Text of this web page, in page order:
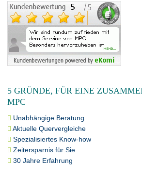
5 GRÜNDE, FÜR EINE
MPC
Unabhängige Beratung
Aktuelle Quervergleiche
Spezialisiertes Know-how
Zeitersparnis für Sie
30 Jahre Erfahrung